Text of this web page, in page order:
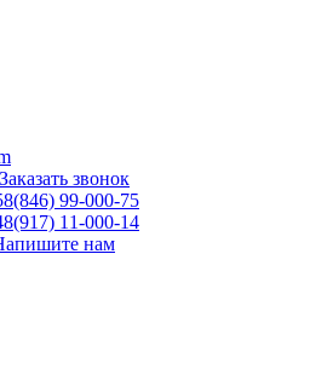
Заказать звонок
8(846) 99-000-75
8(917) 11-000-14
нам